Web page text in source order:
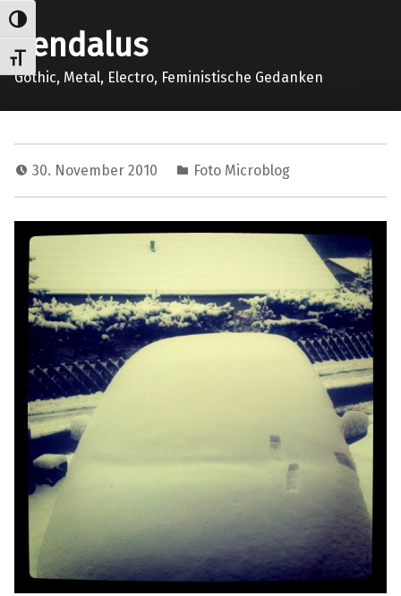
Umschalten auf hohe Kontraste
Schrift vergrößern
gendalus
Gothic, Metal, Electro, Feministische Gedanken
30. November 2010 Foto Microblog